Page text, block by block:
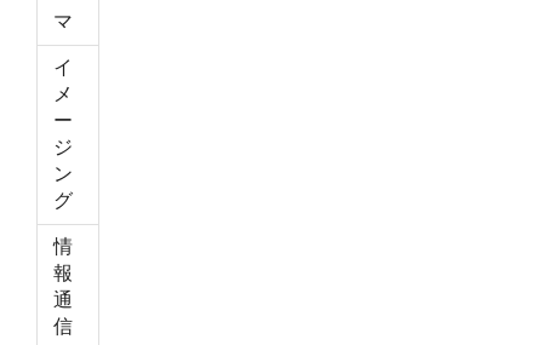
マ
イ
メ
ー
ジ
ン
グ
情
報
通
信